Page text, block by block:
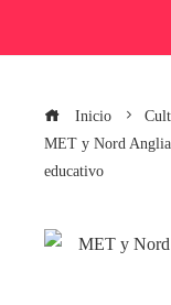
Inicio
MET y Nord Anglia
educativo